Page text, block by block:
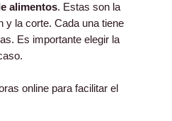
alimentos. Estas son la
y la corte. Cada una tiene
Es importante elegir la
online para facilitar el